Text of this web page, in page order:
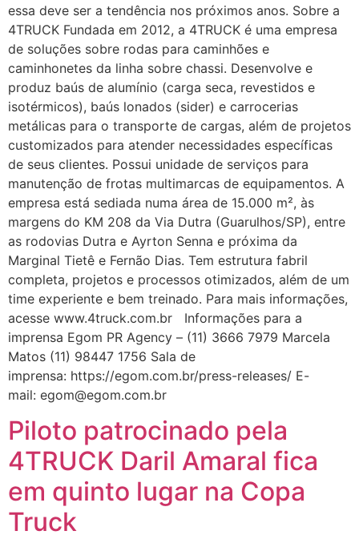
essa deve ser a tendência nos próximos anos. Sobre a
4TRUCK Fundada em 2012, a 4TRUCK é uma empresa
de soluções sobre rodas para caminhões e
caminhonetes da linha sobre chassi. Desenvolve e
produz baús de alumínio (carga seca, revestidos e
isotérmicos), baús lonados (sider) e carrocerias
metálicas para o transporte de cargas, além de projetos
customizados para atender necessidades específicas
de seus clientes. Possui unidade de serviços para
manutenção de frotas multimarcas de equipamentos. A
empresa está sediada numa área de 15.000 m², às
margens do KM 208 da Via Dutra (Guarulhos/SP), entre
as rodovias Dutra e Ayrton Senna e próxima da
Marginal Tietê e Fernão Dias. Tem estrutura fabril
completa, projetos e processos otimizados, além de um
time experiente e bem treinado. Para mais informações,
acesse www.4truck.com.br Informações para a
imprensa Egom PR Agency – (11) 3666 7979 Marcela
Matos (11) 98447 1756 Sala de
imprensa: https://egom.com.br/press-releases/ E-
mail: egom@egom.com.br
Piloto patrocinado pela
4TRUCK Daril Amaral fica
em quinto lugar na Copa
Truck